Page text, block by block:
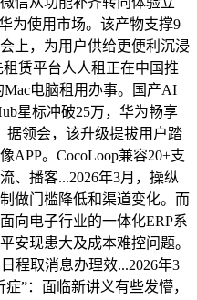
为使用市场。该产物支撑9
上，为用户供给更便利沉浸
租赁平台人人租正在中国推
Mac电脑租用办事。国产AI
星标冲破25万，华为畅享
据领会，该升级提拔用户踏
APP。CocoLoop兼容20+支
、播客...2026年3月，操纵
做门槛降低和渠道变化。而
向电子行业的一体化ERP系
安现患大及成本难控问题。
程取消息办理效...2026年3
”：面临新讲义有些发懵，